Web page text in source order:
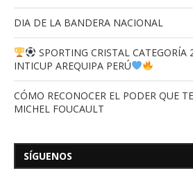
DIA DE LA BANDERA NACIONAL
SPORTING CRISTAL CATEGORÍA
INTICUP AREQUIPA PERÚ
CÓMO RECONOCER EL PODER QUE
MICHEL FOUCAULT
SÍGUENOS